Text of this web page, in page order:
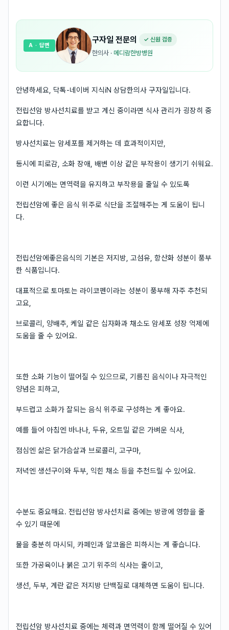
구자일 전문의 ✓ 신원 검증
한의사 · 메디람한방병원
A · 답변
안녕하세요, 닥톡-네이버 지식iN 상담한의사 구자일입니다.
전립선암 방사선치료를 받고 계신 중이라면 식사 관리가 굉장히 중
요합니다.
방사선치료는 암세포를 제거하는 데 효과적이지만,
동시에 피로감, 소화 장애, 배변 이상 같은 부작용이 생기기 쉬워요.
이런 시기에는 면역력을 유지하고 부작용을 줄일 수 있도록
전립선암에 좋은 음식 위주로 식단을 조절해주는 게 도움이 됩니
다.
전립선암에좋은음식의 기본은 저지방, 고섬유, 항산화 성분이 풍부
한 식품입니다.
대표적으로 토마토는 라이코펜이라는 성분이 풍부해 자주 추천되
고요,
브로콜리, 양배추, 케일 같은 십자화과 채소도 암세포 성장 억제에
도움을 줄 수 있어요.
또한 소화 기능이 떨어질 수 있으므로, 기름진 음식이나 자극적인
양념은 피하고,
부드럽고 소화가 잘되는 음식 위주로 구성하는 게 좋아요.
예를 들어 아침엔 바나나, 두유, 오트밀 같은 가벼운 식사,
점심엔 삶은 닭가슴살과 브로콜리, 고구마,
저녁엔 생선구이와 두부, 익힌 채소 등을 추천드릴 수 있어요.
수분도 중요해요. 전립선암 방사선치료 중에는 방광에 영향을 줄
수 있기 때문에
물을 충분히 마시되, 카페인과 알코올은 피하시는 게 좋습니다.
또한 가공육이나 붉은 고기 위주의 식사는 줄이고,
생선, 두부, 계란 같은 저지방 단백질로 대체하면 도움이 됩니다.
전립선암 방사선치료 중에는 체력과 면역력이 함께 떨어질 수 있어